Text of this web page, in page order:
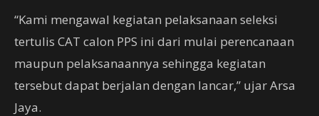
“Kami mengawal kegiatan pelaksanaan seleksi
tertulis CAT calon PPS ini dari mulai perencanaan
maupun pelaksanaannya sehingga kegiatan
tersebut dapat berjalan dengan lancar,” ujar Arsa
Jaya.